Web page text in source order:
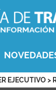
EJECUTIVO >